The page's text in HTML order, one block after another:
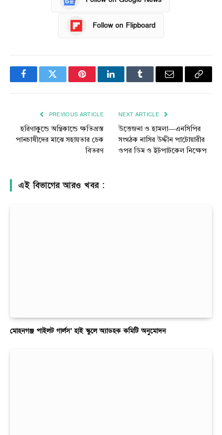
Follow on Flipboard
FacebookTwitter PinterestLinkedInTumblr Email
Copy
PREVIOUS ARTICLE
হরিণাকুুন্ডে অগ্নিকান্ডে ক্ষতিগ্রস্ত
পানচাষীদের মাঝে সহায়তার চেক
বিতরণ
NEXT ARTICLE
উত্তেজনা ও হামলা—এনসিপির
সংগঠক নাসির উদ্দীন পাটোয়ারীর
ওপর ডিম ও ইটপাটকেল নিক্ষেপ
এই বিভাগের আরও খবর :
মোহনগঞ্জ পাইলট গার্লস’ হাই স্কুলে অ্যাডহক কমিটি অনুমোদন